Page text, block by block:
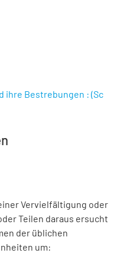
ihre Bestrebungen : (Sc
Vervielfältigung oder
Teilen daraus ersucht
der üblichen
um: